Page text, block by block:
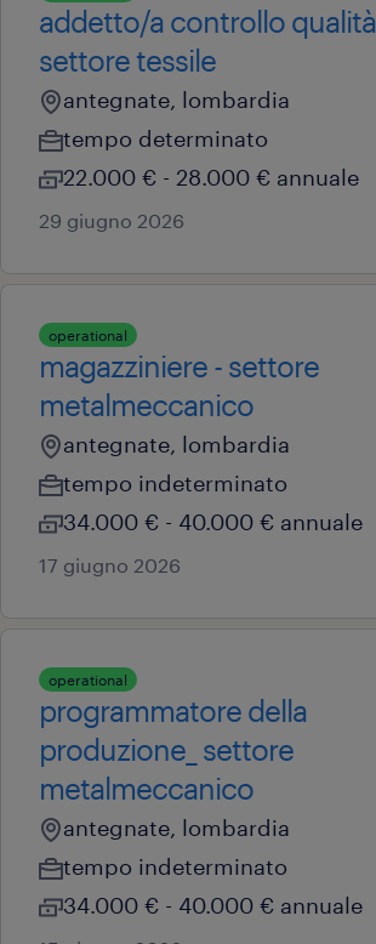
addetto/a controllo qualità
settore tessile
antegnate, lombardia
tempo determinato
22.000 € - 28.000 € annuale
29 giugno 2026
operational
magazziniere - settore
metalmeccanico
antegnate, lombardia
tempo indeterminato
34.000 € - 40.000 € annuale
17 giugno 2026
operational
programmatore della
produzione_ settore
metalmeccanico
antegnate, lombardia
tempo indeterminato
34.000 € - 40.000 € annuale